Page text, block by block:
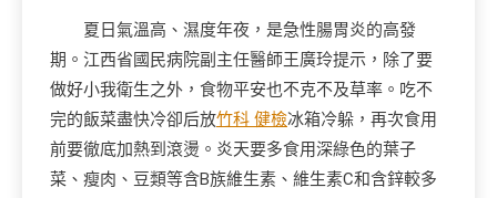
夏日氣溫高、濕度年夜，是急性腸胃炎的高發
期。江西省國民病院副主任醫師王廣玲提示，除了要
做好小我衛生之外，食物平安也不克不及草率。吃不
完的飯菜盡快冷卻后放竹科 健檢冰箱冷躲，再次食用
前要徹底加熱到滾燙。炎天要多食用深綠色的葉子
菜、瘦肉、豆類等含B族維生素、維生素C和含鋅較多